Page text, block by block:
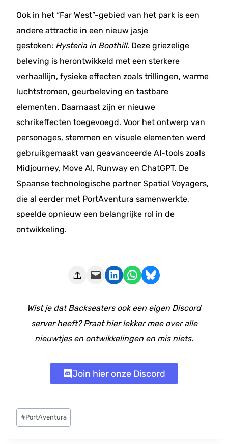
Ook in het “Far West”-gebied van het park is een
andere attractie in een nieuw jasje
gestoken: Hysteria in Boothill. Deze griezelige
beleving is herontwikkeld met een sterkere
verhaallijn, fysieke effecten zoals trillingen, warme
luchtstromen, geurbeleving en tastbare
elementen. Daarnaast zijn er nieuwe
schrikeffecten toegevoegd. Voor het ontwerp van
personages, stemmen en visuele elementen werd
gebruikgemaakt van geavanceerde AI-tools zoals
Midjourney, Move AI, Runway en ChatGPT. De
Spaanse technologische partner Spatial Voyagers,
die al eerder met PortAventura samenwerkte,
speelde opnieuw een belangrijke rol in de
ontwikkeling.
Deze pagina e-mailen Delen op LinkedIn Delen via WhatsApp Share on Bluesky
Wist je dat Backseaters ook een eigen Discord
server heeft? Praat hier lekker mee over alle
nieuwtjes en ontwikkelingen en mis niets.
Join hier onze Discord
Bericht
tags:
#PortAventura